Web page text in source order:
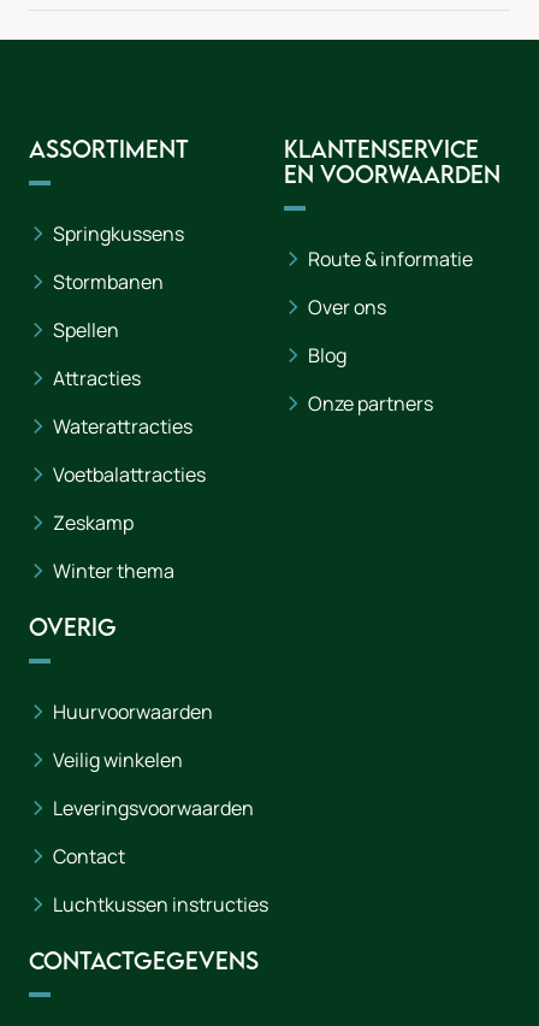
Assortiment
Springkussens
Stormbanen
Spellen
Attracties
Waterattracties
Voetbalattracties
Zeskamp
Winter thema
Klantenservice
en voorwaarden
Route & informatie
Over ons
Blog
Onze partners
Overig
Huurvoorwaarden
Veilig winkelen
Leveringsvoorwaarden
Contact
Luchtkussen instructies
Contactgegevens